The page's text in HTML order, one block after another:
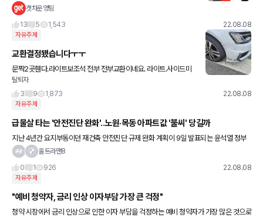
께 무한 감사드립니다 🫡!!!!!
겟차운영팀
13
5 1,543 22.08.08
자유주제
교환결정됐습니다ㅜㅜ
문짝2곳휀다.라이트보조석 전부 전부교환이네요. 라이트.사이드미
러 휠앞뒤.타이어ㅜㅜ견적이얼마나될까요?
탈퇴자
3
9 1,873 22.08.08
자유주제
급물살 타는 '안전진단 완화'..노원·목동 아파트값 '불씨' 당길까
지난 4년간 요지부동이던 재건축 안전진단 규제 완화 계획이 9일 발표되는 윤석열 정부
의 첫 주택공급 대책에 담길 전망이다. 구조안전성 비중을 낮추고 주거환경 비중을 높이는
울트라맨8
0
1 926 22.08.08
자유주제
"예비 청약자, 금리 인상 이자부담 가장 큰 걱정"
청약 시장에서 금리 인상으로 인한 이자 부담을 걱정하는 예비 청약자가 가장 많은 것으로